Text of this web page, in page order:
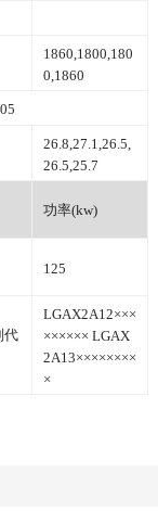
1860,1800,180
0,1860
26.8,27.1,26.5,
26.5,25.7
功率(kw)
125
代
LGAX2A12×××
×××××× LGAX
2A13××××××××
×